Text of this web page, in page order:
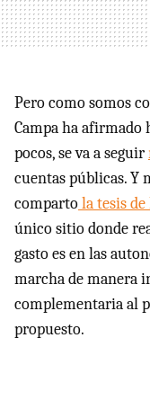
Pero como somos
Campa ha afirmado
pocos, se va a seguir
cuentas públicas. Y
compartola tesis
único sitio donde
gasto es en las
marcha de manera
complementaria al
propuesto.